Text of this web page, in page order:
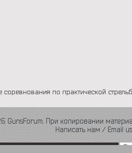
соревнования по практической
GunsForum. При копировании
Написать нам / Email